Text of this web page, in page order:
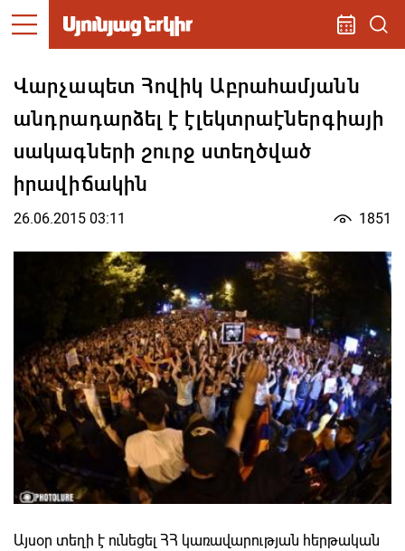
Վարչապետ Հովիկ Աբրահամյանն
անդրադարձել է էլեկտրաէներգիայի
սակագների շուրջ ստեղծված
իրավիճակին
26.06.2015 03:11 1851
Այսօր տեղի է ունեցել ՀՀ կառավարության հերթական